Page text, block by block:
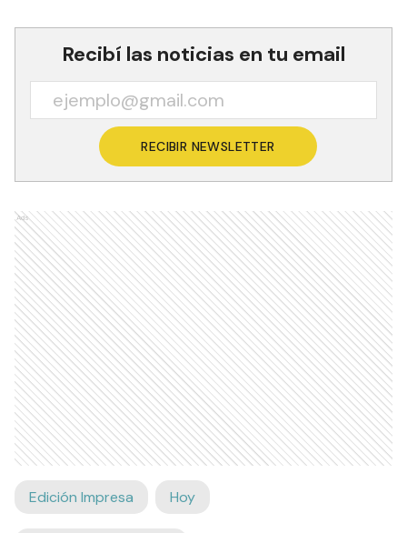
Recibí las noticias en tu email
RECIBIR NEWSLETTER
Ads
Edición Impresa Hoy